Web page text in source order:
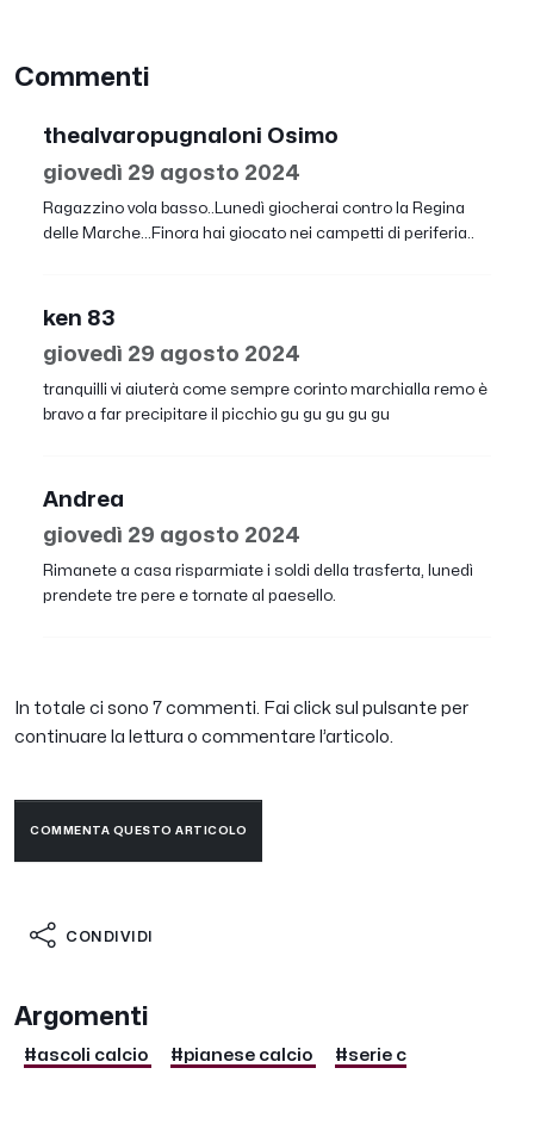
Commenti
thealvaropugnaloni Osimo
giovedì 29 agosto 2024
Ragazzino vola basso..Lunedì giocherai contro la Regina
delle Marche...Finora hai giocato nei campetti di periferia..
ken 83
giovedì 29 agosto 2024
tranquilli vi aiuterà come sempre corinto marchialla remo è
bravo a far precipitare il picchio gu gu gu gu gu
Andrea
giovedì 29 agosto 2024
Rimanete a casa risparmiate i soldi della trasferta, lunedì
prendete tre pere e tornate al paesello.
In totale ci sono 7 commenti. Fai click sul pulsante per
continuare la lettura o commentare l’articolo.
COMMENTA QUESTO ARTICOLO
CONDIVIDI
Argomenti
#ascoli calcio #pianese calcio #serie c